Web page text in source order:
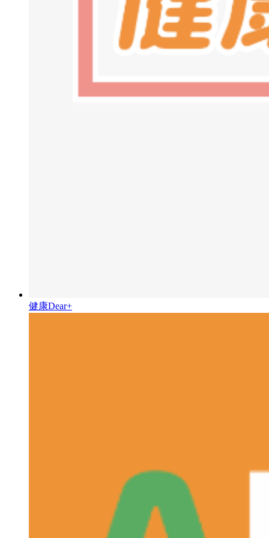
健康Dear+